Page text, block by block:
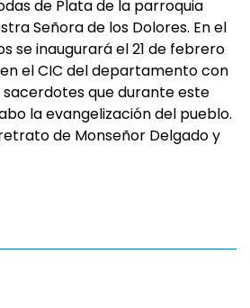
de Plata de la parroquia
Señora de los Dolores. En el
se inaugurará el 21 de febrero
el CIC del departamento con
que durante este
la evangelización del pueblo.
de Monseñor Delgado y